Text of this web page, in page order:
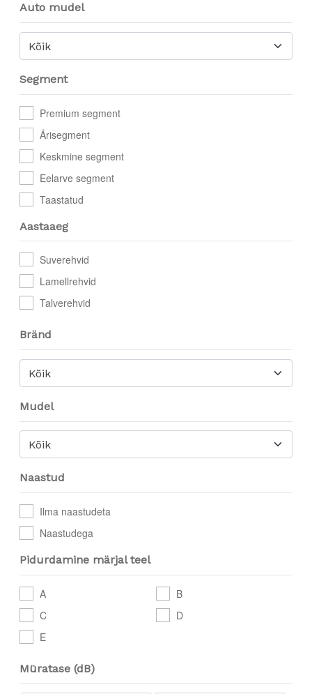
Auto mudel
Kõik
Segment
Premium segment
Ärisegment
Keskmine segment
Eelarve segment
Taastatud
Aastaaeg
Suverehvid
Lamellrehvid
Talverehvid
Bränd
Kõik
Mudel
Kõik
Naastud
Ilma naastudeta
Naastudega
Pidurdamine märjal teel
A
B
C
D
E
Müratase (dB)